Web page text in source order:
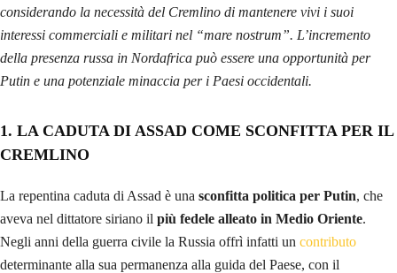
considerando la necessità del Cremlino di mantenere vivi i suoi
interessi commerciali e militari nel “mare nostrum”. L’incremento
della presenza russa in Nordafrica può essere una opportunità per
Putin e una potenziale minaccia per i Paesi occidentali.
1. LA CADUTA DI ASSAD COME SCONFITTA PER IL
CREMLINO
La repentina caduta di Assad è una sconfitta politica per Putin, che
aveva nel dittatore siriano il più fedele alleato in Medio Oriente.
Negli anni della guerra civile la Russia offrì infatti un contributo
determinante alla sua permanenza alla guida del Paese, con il